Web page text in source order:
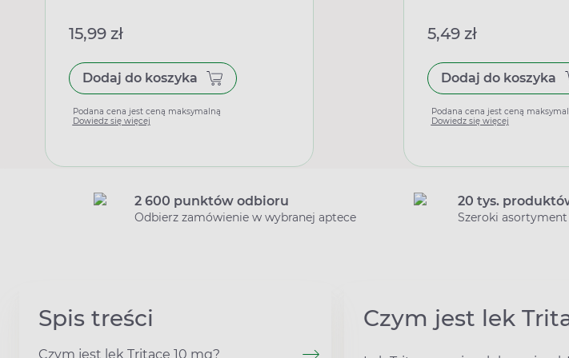
15,99 zł
Dodaj do koszyka
Podana cena jest ceną maksymalną
Dowiedz się więcej
5,49 zł
Dodaj do koszyka
Podana cena jest ceną
Dowiedz się więcej
2 600 punktów odbioru
Odbierz zamówienie w wybranej aptece
20 tys.
Szeroki
Spis treści
Czym jest lek Tritace 10 mg?
Czym jest lek